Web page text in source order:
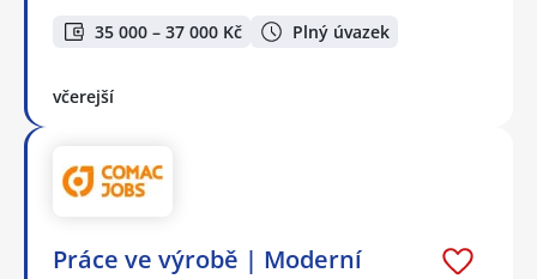
35 000 – 37 000 Kč Plný úvazek
včerejší
Práce ve výrobě | Moderní